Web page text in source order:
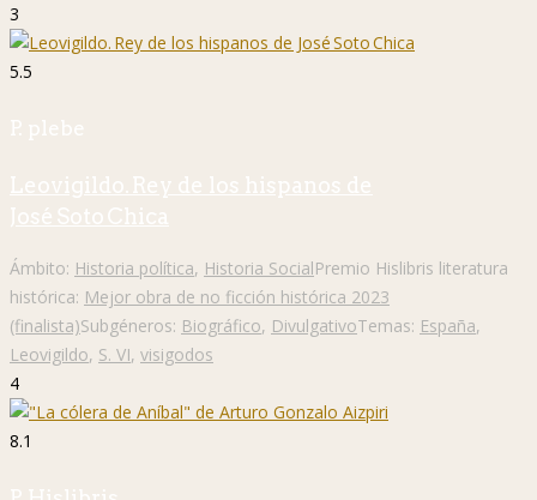
3
5.5
P. plebe
Leovigildo. Rey de los hispanos de
José Soto Chica
Ámbito: Historia política, Historia SocialPremio Hislibris literatura
histórica: Mejor obra de no ficción histórica 2023
(finalista)Subgéneros: Biográfico, DivulgativoTemas: España,
Leovigildo, S. VI, visigodos
4
8.1